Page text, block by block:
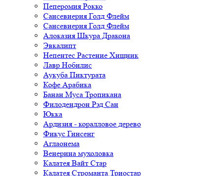
Пеперомия Рокко
Сансевиерия Голд Флейм
Сансевиерия Голд Флейм
Алоказия Шкура Дракона
Эвкалипт
Непентес Растение Хищник
Лавр Нобилис
Аукуба Пиктурата
Кофе Арабика
Банан Муса Тропикана
Филодендрон Рэд Сан
Юкка
Ардизия - коралловое дерево
Фикус Гинсенг
Аглаонема
Венерина мухоловка
Калатея Вайт Стар
Калатея Строманта Триостар